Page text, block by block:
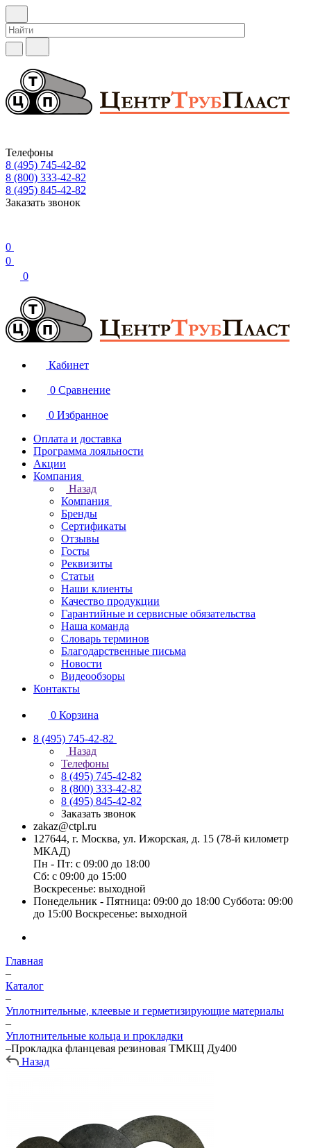
Телефоны
8 (495) 745-42-82
8 (800) 333-42-82
8 (495) 845-42-82
Заказать звонок
0
0
0
Кабинет
0 Сравнение
0 Избранное
Оплата и доставка
Программа лояльности
Акции
Компания
Назад
Компания
Бренды
Сертификаты
Отзывы
Госты
Реквизиты
Статьи
Наши клиенты
Качество продукции
Гарантийные и сервисные обязательства
Наша команда
Словарь терминов
Благодарственные письма
Новости
Видеообзоры
Контакты
0 Корзина
8 (495) 745-42-82
Назад
Телефоны
8 (495) 745-42-82
8 (800) 333-42-82
8 (495) 845-42-82
Заказать звонок
zakaz@ctpl.ru
127644, г. Москва, ул. Ижорская, д. 15 (78-й километр
МКАД)
Пн - Пт: с 09:00 до 18:00
Сб: с 09:00 до 15:00
Воскресенье: выходной
Понедельник - Пятница: 09:00 до 18:00 Суббота: 09:00
до 15:00 Воскресенье: выходной
Главная
–
Каталог
–
Уплотнительные, клеевые и герметизирующие материалы
–
Уплотнительные кольца и прокладки
–Прокладка фланцевая резиновая ТМКЩ Ду400
Назад